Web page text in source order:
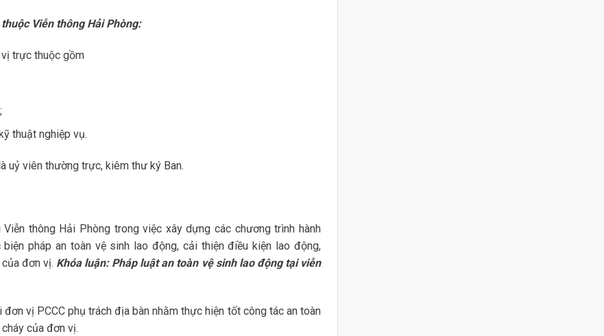
Viễn thông Hải Phòng:
vị trực thuộc gồm
thuật nghiệp vụ.
uỷ viên thường trực, kiêm thư ký Ban.
thông Hải Phòng trong việc xây dựng các chương trình hành
pháp an toàn vệ sinh lao động, cải thiện điều kiện lao động,
đơn vị. Khóa luận: Pháp luật an toàn vệ sinh lao động tại viễn
vị PCCC phụ trách địa bàn nhằm thực hiện tốt công tác an toàn
của đơn vị.